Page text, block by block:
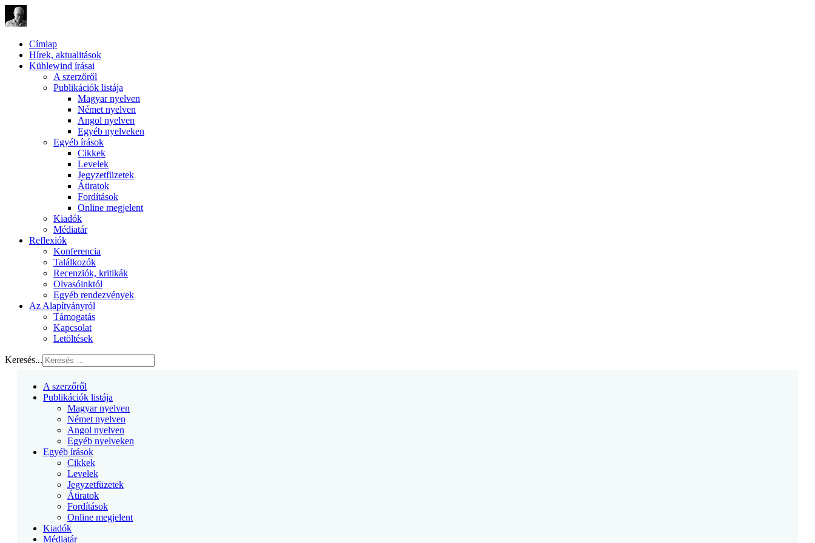
Címlap
Hírek, aktualitások
Kühlewind írásai
A szerzőről
Publikációk listája
Magyar nyelven
Német nyelven
Angol nyelven
Egyéb nyelveken
Egyéb írások
Cikkek
Levelek
Jegyzetfüzetek
Átiratok
Fordítások
Online megjelent
Kiadók
Médiatár
Reflexiók
Konferencia
Találkozók
Recenziók, kritikák
Olvasóinktól
Egyéb rendezvények
Az Alapítványról
Támogatás
Kapcsolat
Letöltések
Keresés...
A szerzőről
Publikációk listája
Magyar nyelven
Német nyelven
Angol nyelven
Egyéb nyelveken
Egyéb írások
Cikkek
Levelek
Jegyzetfüzetek
Átiratok
Fordítások
Online megjelent
Kiadók
Médiatár